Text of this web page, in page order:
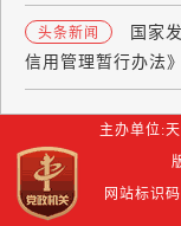
头条新闻
国家
信用管理暂行办法
主办单位:
网站标识